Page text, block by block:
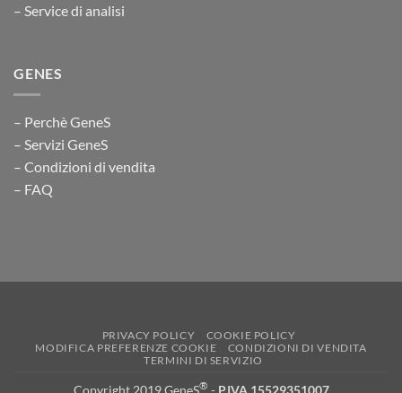
– Service di analisi
GENES
– Perchè GeneS
– Servizi GeneS
– Condizioni di vendita
– FAQ
PRIVACY POLICY
COOKIE POLICY
MODIFICA PREFERENZE COOKIE
CONDIZIONI DI VENDITA
TERMINI DI SERVIZIO
Copyright 2019 GeneS® - P.IVA 15529351007